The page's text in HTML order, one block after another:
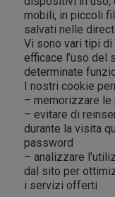
mobili, in piccoli
salvati nelle
Vi sono vari tipi di
efficace l’uso del
determinate
I nostri cookie
– memorizzare
– evitare di
durante la visita
password
– analizzare
dal sito per
i servizi offerti